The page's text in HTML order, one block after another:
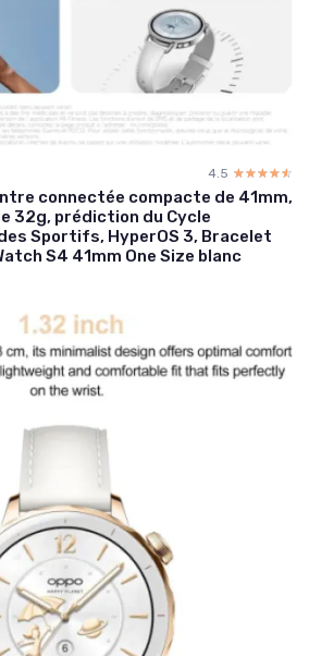
4.5 ☆☆☆☆☆
★★★★★
connectée compacte de 41mm,
32g, prédiction du Cycle
Sportifs, HyperOS 3, Bracelet
S4 41mm One Size blanc